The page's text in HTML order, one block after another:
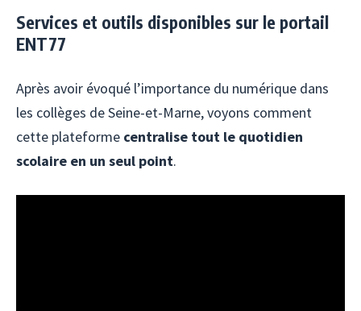
Services et outils disponibles sur le portail
ENT77
Après avoir évoqué l’importance du numérique dans
les collèges de Seine-et-Marne, voyons comment
cette plateforme centralise tout le quotidien
scolaire en un seul point.